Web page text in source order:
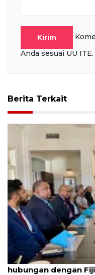
Kirim
Anda sesuai UU ITE.
Berita Terkait
Delegasi DPR
hubungan dengan Fiji